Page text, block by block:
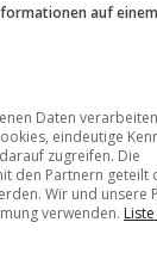
auf einem
Daten
eindeutige
zugreifen. Die
den Partnern geteilt
Wir und unsere
verwenden.